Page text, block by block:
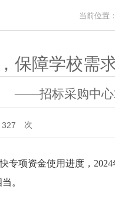
当前位置：
保障学校需
——招标采购中心
327 次
专项资金使用进度，
。